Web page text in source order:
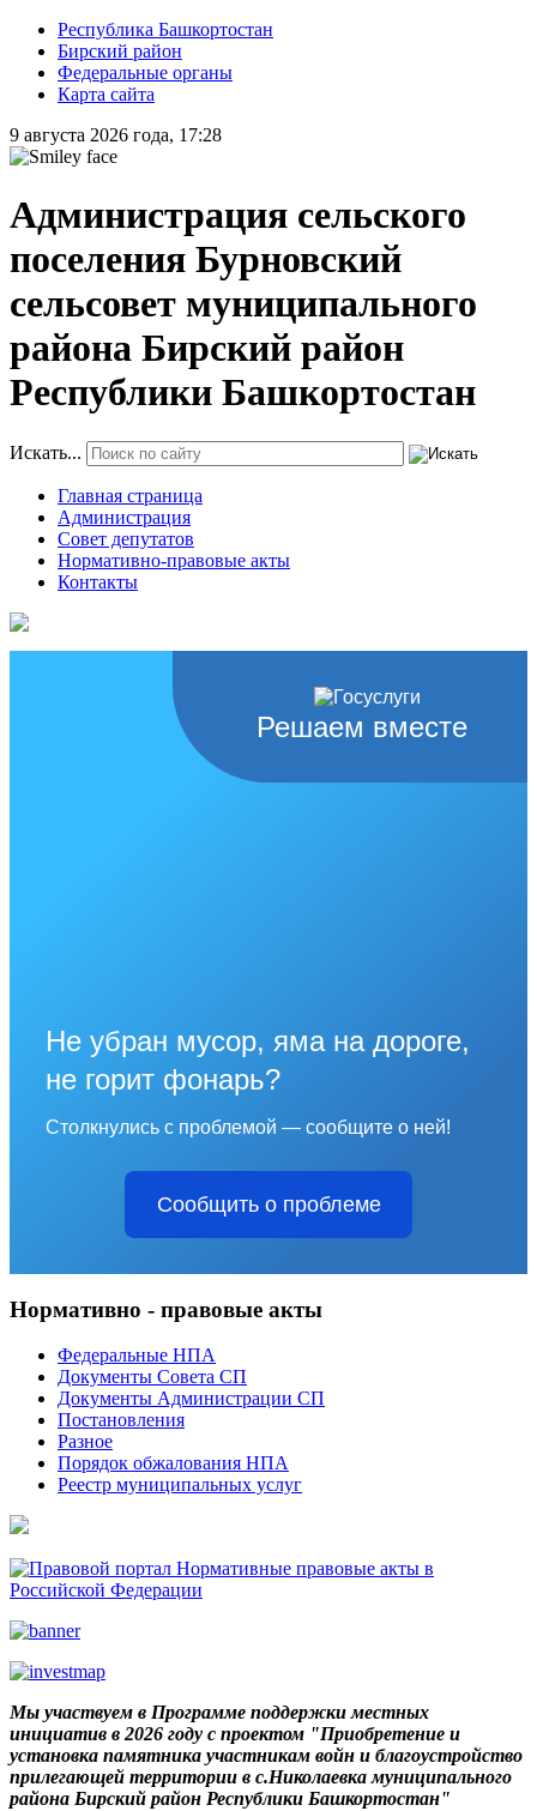
Республика Башкортостан
Бирский район
Федеральные органы
Карта сайта
9 августа 2026 года, 17:28
Администрация сельского
поселения Бурновский
сельсовет муниципального
района Бирский район
Республики Башкортостан
Искать...
Главная страница
Администрация
Совет депутатов
Нормативно-правовые акты
Контакты
Решаем вместе
Не убран мусор, яма на дороге,
не горит фонарь?
Столкнулись с проблемой — сообщите о ней!
Сообщить о проблеме
Нормативно - правовые акты
Федеральные НПА
Документы Совета СП
Документы Администрации СП
Постановления
Разное
Порядок обжалования НПА
Реестр муниципальных услуг
Мы участвуем в Программе поддержки местных
инициатив в 2026 году с проектом "Приобретение и
установка памятника участникам войн и благоустройство
прилегающей территории в с.Николаевка муниципального
района Бирский район Республики Башкортостан"